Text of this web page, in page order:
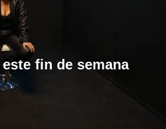
fin de semana